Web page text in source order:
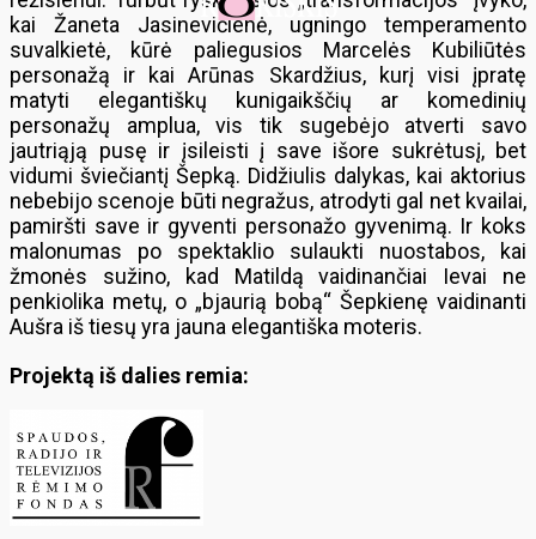
kai Žaneta Jasinevičienė, ugningo temperamento
suvalkietė, kūrė paliegusios Marcelės Kubiliūtės
personažą ir kai Arūnas Skardžius, kurį visi įpratę
matyti elegantiškų kunigaikščių ar komedinių
personažų amplua, vis tik sugebėjo atverti savo
jautriąją pusę ir įsileisti į save išore sukrėtusį, bet
vidumi šviečiantį Šepką. Didžiulis dalykas, kai aktorius
nebebijo scenoje būti negražus, atrodyti gal net kvailai,
pamiršti save ir gyventi personažo gyvenimą. Ir koks
malonumas po spektaklio sulaukti nuostabos, kai
žmonės sužino, kad Matildą vaidinančiai Ievai ne
penkiolika metų, o „bjaurią bobą“ Šepkienę vaidinanti
Aušra iš tiesų yra jauna elegantiška moteris.
Projektą iš dalies remia: